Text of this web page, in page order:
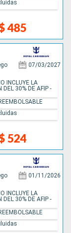
485
07/03/2027
524
INCLUYE LA
DEL 30% DE AFIP -
01/11/2026
INCLUYE LA
DEL 30% DE AFIP -